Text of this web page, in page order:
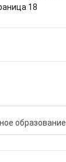
18
образование